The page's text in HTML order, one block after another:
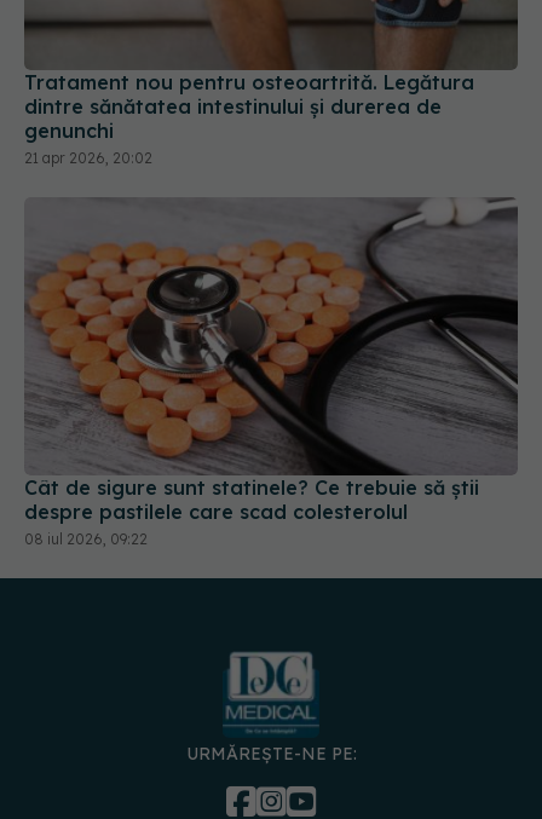
Tratament nou pentru osteoartrită. Legătura
dintre sănătatea intestinului și durerea de
genunchi
21 apr 2026, 20:02
Cât de sigure sunt statinele? Ce trebuie să știi
despre pastilele care scad colesterolul
08 iul 2026, 09:22
URMĂREȘTE-NE PE:
DESCARCĂ APLICAȚIA